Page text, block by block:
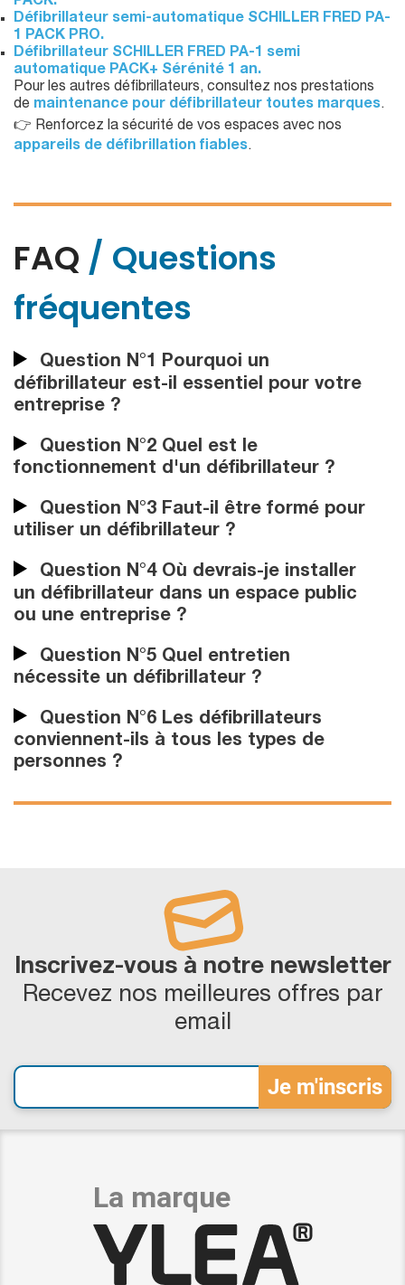
Défibrillateur semi-automatique SCHILLER FRED PA-
1 PACK PRO.
Défibrillateur SCHILLER FRED PA-1 semi
automatique PACK+ Sérénité 1 an.
Pour les autres défibrillateurs, consultez nos prestations
de maintenance pour défibrillateur toutes marques.
👉 Renforcez la sécurité de vos espaces avec nos
appareils de défibrillation fiables.
FAQ / Questions
fréquentes
Question N°1 Pourquoi un
défibrillateur est-il essentiel pour votre
entreprise ?
Question N°2 Quel est le
fonctionnement d'un défibrillateur ?
Question N°3 Faut-il être formé pour
utiliser un défibrillateur ?
Question N°4 Où devrais-je installer
un défibrillateur dans un espace public
ou une entreprise ?
Question N°5 Quel entretien
nécessite un défibrillateur ?
Question N°6 Les défibrillateurs
conviennent-ils à tous les types de
personnes ?
Inscrivez-vous à notre newsletter
Recevez nos meilleures offres par
email